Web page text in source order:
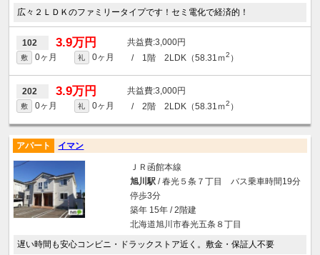
広々２ＬＤＫのファミリータイプです！セミ電化で経済的！
102 3.9万円 3,000円
敷 0ヶ月 礼 0ヶ月 / 1階 2LDK（58.31ｍ2 ）
202 3.9万円 3,000円
敷 0ヶ月 礼 0ヶ月 / 2階 2LDK（58.31ｍ2 ）
アパート イマン
ＪＲ函館本線
旭川駅/ 春光５条７丁目 バス乗車時間19分
停歩3分
築年 15年 / 2階建
北海道旭川市春光五条８丁目
遅い時間も安心コンビニ・ドラックストア近く。敷金・保証人不要